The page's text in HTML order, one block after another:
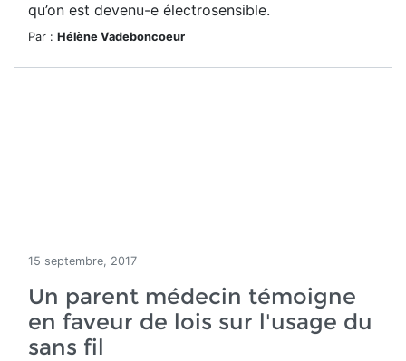
qu’on est devenu-e électrosensible.
Par : Hélène Vadeboncoeur
15 septembre, 2017
Un parent médecin témoigne
en faveur de lois sur l'usage du
sans fil